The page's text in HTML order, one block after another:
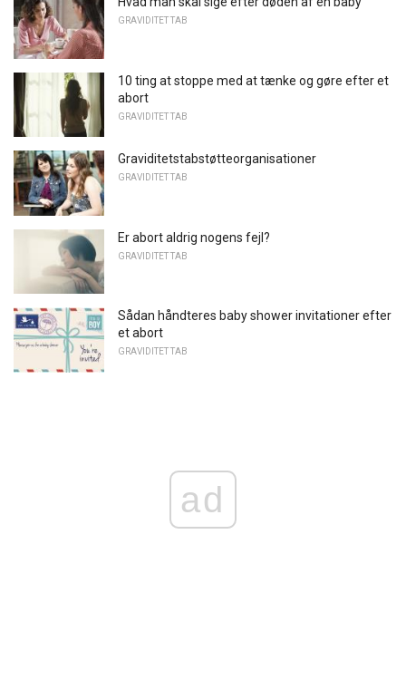
GRAVIDITET TAB
10 ting at stoppe med at tænke og gøre efter et
abort
GRAVIDITET TAB
Graviditetstabstøtteorganisationer
GRAVIDITET TAB
Er abort aldrig nogens fejl?
GRAVIDITET TAB
Sådan håndteres baby shower invitationer efter
et abort
GRAVIDITET TAB
ad